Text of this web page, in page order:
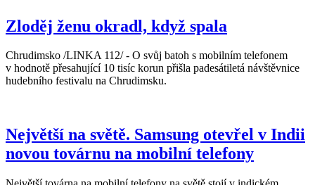
Zloděj ženu okradl, když spala
Chrudimsko /LINKA 112/ - O svůj batoh s mobilním telefonem
v hodnotě přesahující 10 tisíc korun přišla padesátiletá návštěvnice
hudebního festivalu na Chrudimsku.
Největší na světě. Samsung otevřel v Indii
novou továrnu na mobilní telefony